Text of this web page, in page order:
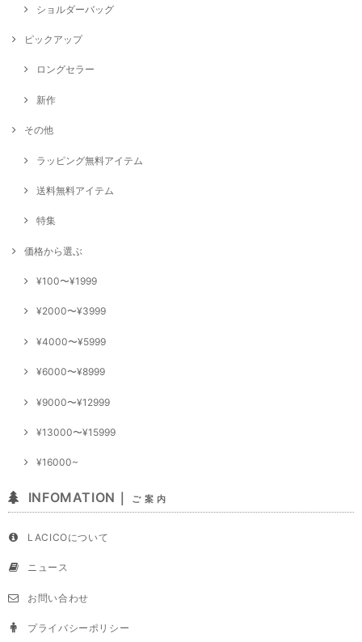
ショルダーバッグ
ピックアップ
ロングセラー
新作
その他
ラッピング無料アイテム
送料無料アイテム
特集
価格から選ぶ
¥100〜¥1999
¥2000〜¥3999
¥4000〜¥5999
¥6000〜¥8999
¥9000〜¥12999
¥13000〜¥15999
¥16000~
INFOMATION｜ ご 案 内
LACICOについて
ニュース
お問い合わせ
プライバシーポリシー